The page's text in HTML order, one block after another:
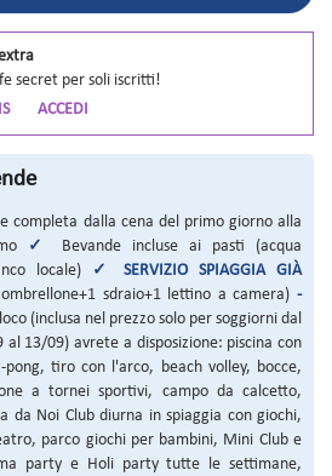
secret per soli iscritti!
ACCEDI
completa dalla cena del primo giorno alla
✓
Bevande incluse ai pasti (acqua
locale)
✓
SERVIZIO SPIAGGIA GIÀ
sdraio+1 lettino a camera)-
(inclusa nel prezzo solo per soggiorni dal
13/09) avrete a disposizione: piscina con
tiro con l'arco, beach volley, bocce,
a tornei sportivi, campo da calcetto,
da Noi Club diurna in spiaggia con giochi,
parco giochi per bambini, Mini Club e
party e Holi party tutte le settimane,